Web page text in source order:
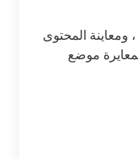
ومعاينة المحتوى
موضع